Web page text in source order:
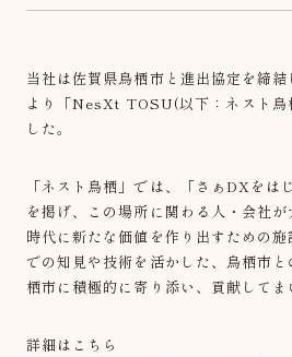
当社は佐賀県鳥栖市と進出協定を締
より「NesXt TOSU(以下：ネスト鳥
した。
「ネスト鳥栖」では、「さぁDXをは
を掲げ、この場所に関わる人・会社
時代に新たな価値を作り出すための
での知見や技術を活かした、鳥栖市
栖市に積極的に寄り添い、貢献してま
詳細はこちら